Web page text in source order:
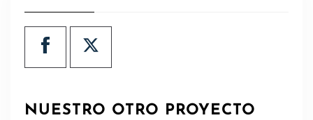
NUESTRO OTRO PROYECTO